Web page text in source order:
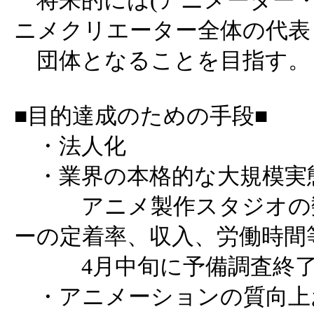
ニメクリエーター全体の代表
団体となることを目指す。
■目的達成のための手段■
・法人化
・業界の本格的な大規模実
アニメ製作スタジオの
ーの定着率、収入、労働時間
4月中旬に予備調査終
・アニメーションの質向